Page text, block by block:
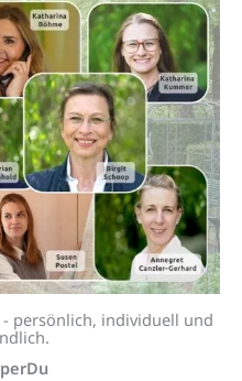
persönlich, individuell und